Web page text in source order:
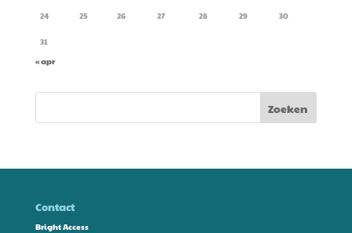
24 25 26 27 28 29 30
31
« apr
Contact
Bright Access